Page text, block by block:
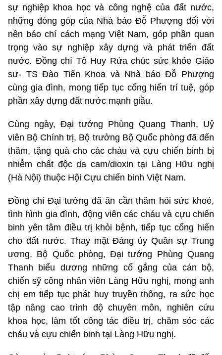
sự nghiệp khoa học và công nghệ của đất nước,
những đóng góp của Nhà báo Đỗ Phượng đối với
nền báo chí cách mạng Việt Nam, góp phần quan
trọng vào sự nghiệp xây dựng và phát triển đất
nước. Đồng chí Tô Huy Rứa chúc sức khỏe Giáo
sư- TS Đào Tiến Khoa và Nhà báo Đỗ Phượng
cùng gia đình, mong tiếp tục cống hiến trí tuệ, góp
phần xây dựng đất nước mạnh giầu.
Cùng ngày, Đại tướng Phùng Quang Thanh, Uỷ
viên Bộ Chính trị, Bộ trưởng Bộ Quốc phòng đã đến
thăm, tặng quà cho các cháu và cựu chiến binh bị
nhiễm chất độc da cam/dioxin tại Làng Hữu nghị
(Hà Nội) thuộc Hội Cựu chiến binh Việt Nam.
Đồng chí Đại tướng đã ân cần thăm hỏi sức khoẻ,
tình hình gia đình, động viên các cháu và cựu chiến
binh yên tâm điều trị khỏi bệnh, tiếp tục cống hiến
cho đất nước. Thay mặt Đảng ủy Quân sự Trung
ương, Bộ Quốc phòng, Đại tướng Phùng Quang
Thanh biểu dương những cố gắng của cán bộ,
chiến sỹ công nhân viên Làng Hữu nghị, mong anh
chị em tiếp tục phát huy truyền thống, ra sức học
tập nâng cao trình độ chuyên môn, nghiên cứu
khoa học, làm tốt công tác điều trị, chăm sóc các
cháu và cựu chiến binh tại Làng Hữu nghị.